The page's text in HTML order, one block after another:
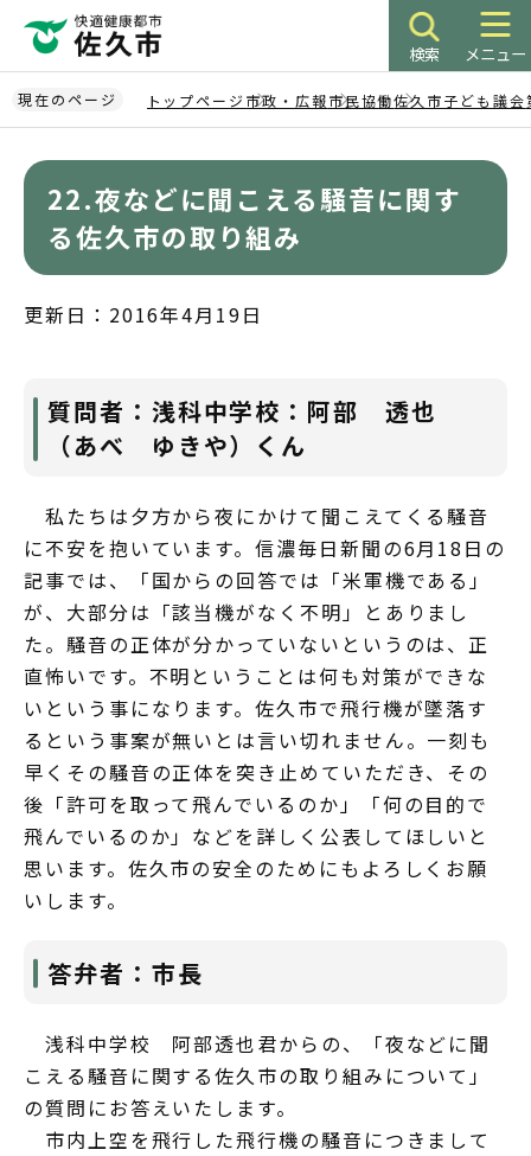
ペ
ー
ジ
検索 メニュー
現在のページ トップページ 市政・広報市民協働佐久市子ども議会
22.夜などに聞こえる騒音に関す
る佐久市の取り組み
更新日：2016年4月19日
質問者：浅科中学校：阿部 透也
（あべ ゆきや）くん
私たちは夕方から夜にかけて聞こえてくる騒音
に不安を抱いています。信濃毎日新聞の6月18日の
記事では、「国からの回答では「米軍機である」
が、大部分は「該当機がなく不明」とありまし
た。騒音の正体が分かっていないというのは、正
直怖いです。不明ということは何も対策ができな
いという事になります。佐久市で飛行機が墜落す
るという事案が無いとは言い切れません。一刻も
早くその騒音の正体を突き止めていただき、その
後「許可を取って飛んでいるのか」「何の目的で
飛んでいるのか」などを詳しく公表してほしいと
思います。佐久市の安全のためにもよろしくお願
いします。
答弁者：市長
浅科中学校 阿部透也君からの、「夜などに聞
こえる騒音に関する佐久市の取り組みについて」
の質問にお答えいたします。
市内上空を飛行した飛行機の騒音につきまして